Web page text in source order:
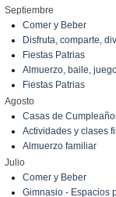
Septiembre
Comer y Beber
Disfruta, comparte,
Fiestas Patrias
Almuerzo, baile,
Fiestas Patrias
Agosto
Casas de
Actividades y clases
Almuerzo familiar
Julio
Comer y Beber
Gimnasio - Espacios